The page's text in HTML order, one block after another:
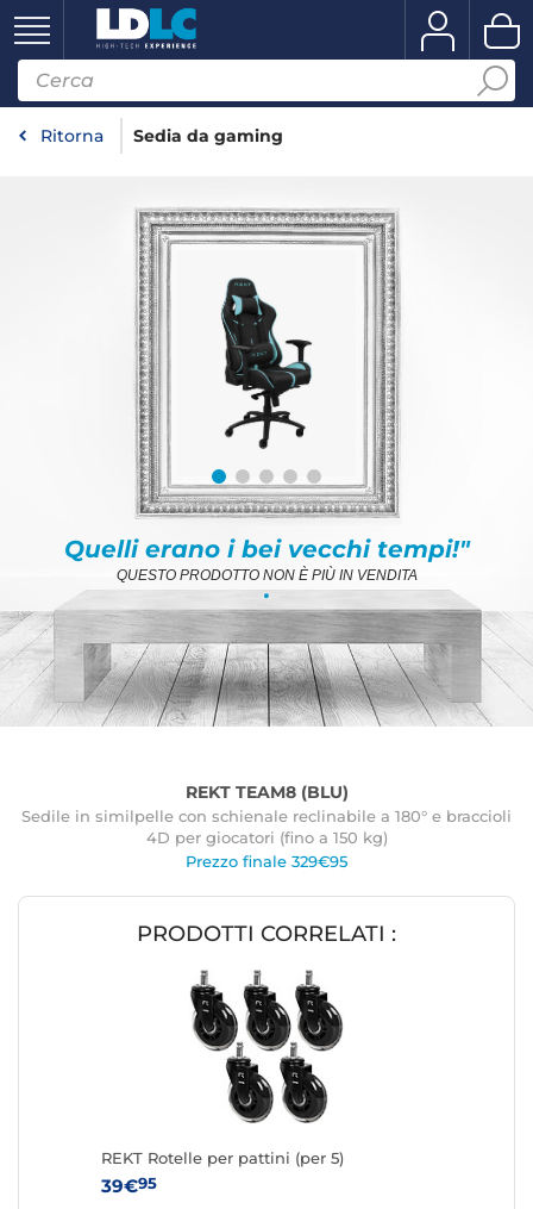
Ritorna Sedia da gaming
Quelli erano i bei vecchi tempi!"
QUESTO PRODOTTO NON È PIÙ IN VENDITA
.
REKT TEAM8 (BLU)
Sedile in similpelle con schienale reclinabile a 180° e braccioli
4D per giocatori (fino a 150 kg)
Prezzo finale 329€95
PRODOTTI CORRELATI :
REKT Rotelle per pattini (per 5)
39€95